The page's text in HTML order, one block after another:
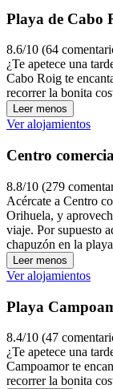
Playa de Cabo
8.6/10 (64
¿Te apetece una
Cabo Roig te
recorrer la bonita
Leer menos
Ver alojamientos
Centro
8.8/10 (279
Acércate a Centro
Orihuela, y
viaje. Por supuesto
chapuzón en la
Leer menos
Ver alojamientos
Playa
8.4/10 (47
¿Te apetece una
Campoamor te
recorrer la bonita